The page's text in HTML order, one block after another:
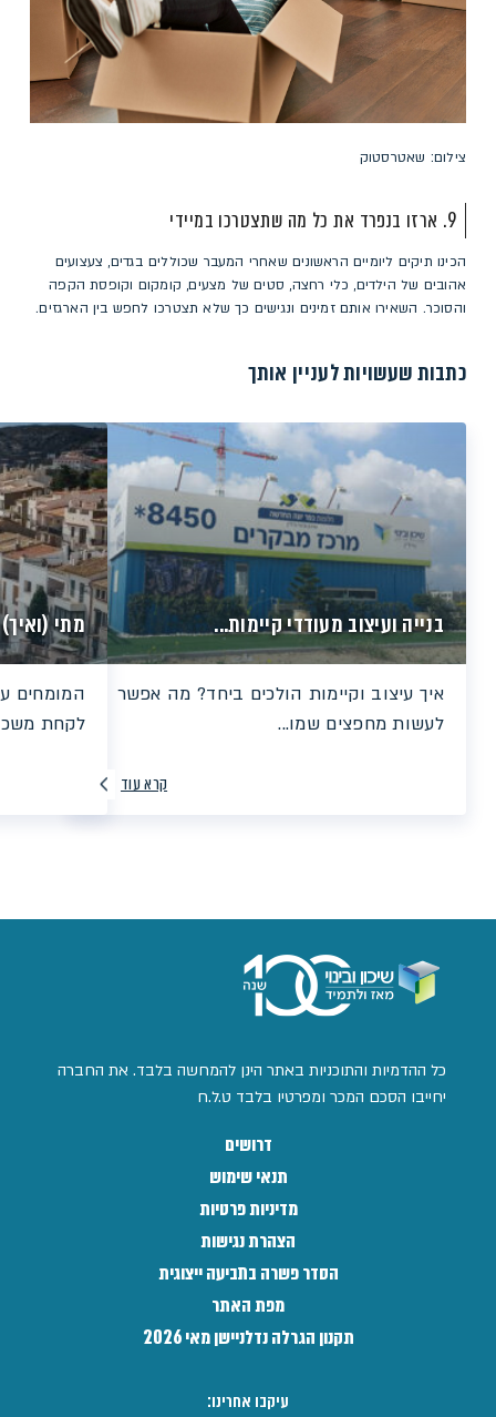
צילום: שאטרסטוק
9. ארזו בנפרד את כל מה שתצטרכו במיידי
הכינו תיקים ליומיים הראשונים שאחרי המעבר שכוללים בגדים, צעצועים
אהובים של הילדים, כלי רחצה, סטים של מצעים, קומקום וקופסת הקפה
והסוכר. השאירו אותם זמינים ונגישים כך שלא תצטרכו לחפש בין הארגזים.
כתבות שעשויות לעניין אותך
בנייה ועיצוב מעודדי קיימות...
איך עיצוב וקיימות הולכים ביחד? מה אפשר
לעשות מחפצים שמו...
קרא עוד
מתי
המומחים
לקחת
כל ההדמיות והתוכניות באתר הינן להמחשה בלבד. את החברה
יחייבו הסכם המכר ומפרטיו בלבד ט.ל.ח
דרושים
תנאי שימוש
מדיניות פרטיות
הצהרת נגישות
הסדר פשרה בתביעה ייצוגית
מפת האתר
תקנון הגרלה נדלניישן מאי 2026
עיקבו אחרינו: